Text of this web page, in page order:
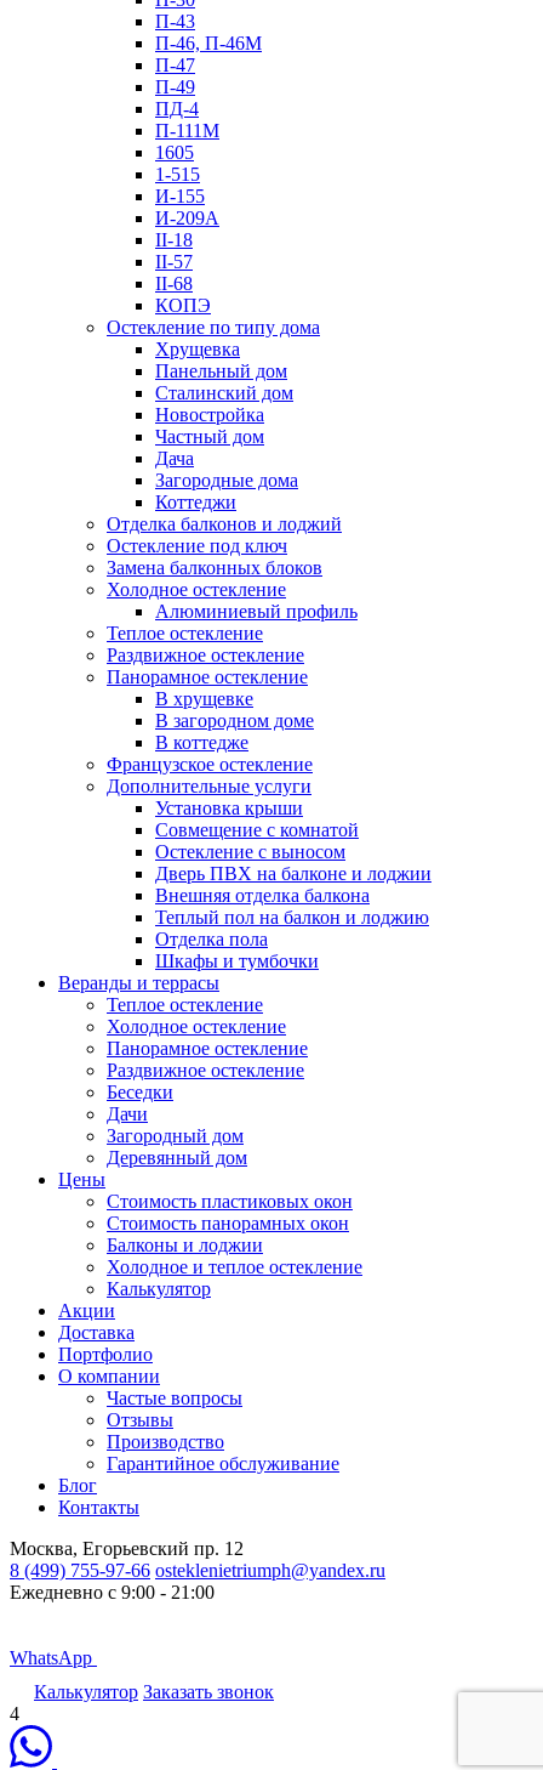
П-43
П-46, П-46М
П-47
П-49
ПД-4
П-111М
1605
1-515
И-155
И-209А
II-18
II-57
II-68
КОПЭ
Остекление по типу дома
Хрущевка
Панельный дом
Сталинский дом
Новостройка
Частный дом
Дача
Загородные дома
Коттеджи
Отделка балконов и лоджий
Остекление под ключ
Замена балконных блоков
Холодное остекление
Алюминиевый профиль
Теплое остекление
Раздвижное остекление
Панорамное остекление
В хрущевке
В загородном доме
В коттедже
Французское остекление
Дополнительные услуги
Установка крыши
Совмещение с комнатой
Остекление с выносом
Дверь ПВХ на балконе и лоджии
Внешняя отделка балкона
Теплый пол на балкон и лоджию
Отделка пола
Шкафы и тумбочки
Веранды и террасы
Теплое остекление
Холодное остекление
Панорамное остекление
Раздвижное остекление
Беседки
Дачи
Загородный дом
Деревянный дом
Цены
Стоимость пластиковых окон
Стоимость панорамных окон
Балконы и лоджии
Холодное и теплое остекление
Калькулятор
Акции
Доставка
Портфолио
О компании
Частые вопросы
Отзывы
Производство
Гарантийное обслуживание
Блог
Контакты
Москва, Егорьевский пр. 12
8 (499) 755-97-66 osteklenietriumph@yandex.ru
Ежедневно с 9:00 - 21:00
WhatsApp
Калькулятор Заказать звонок
1